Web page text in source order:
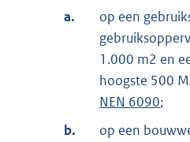
a.
op een
1.000 m2 en
hoogste 500
NEN 6090;
b.
op een